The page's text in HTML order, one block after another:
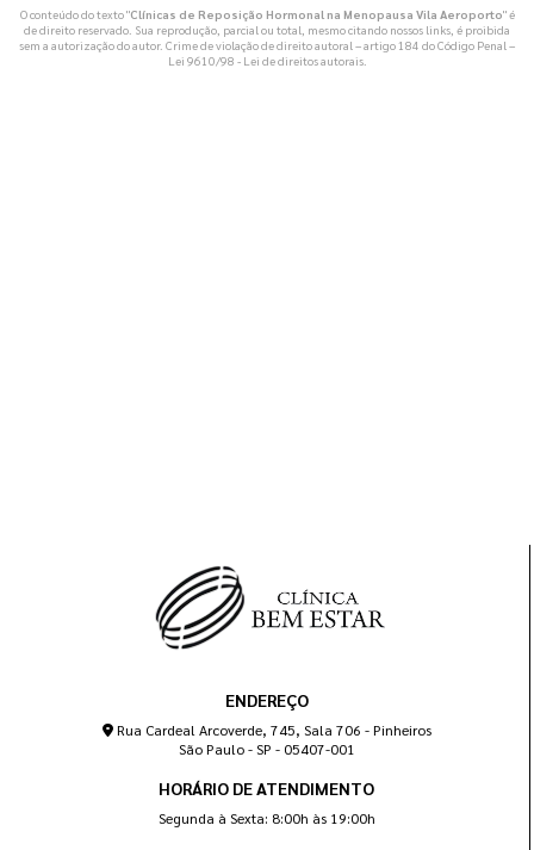
O conteúdo do texto "Clínicas de Reposição Hormonal na Menopausa Vila Aeroporto" é
de direito reservado. Sua reprodução, parcial ou total, mesmo citando nossos links, é proibida
sem a autorização do autor. Crime de violação de direito autoral – artigo 184 do Código Penal –
Lei 9610/98 - Lei de direitos autorais.
ENDEREÇO
Rua Cardeal Arcoverde, 745, Sala 706 - Pinheiros
São Paulo - SP - 05407-001
HORÁRIO DE ATENDIMENTO
Segunda à Sexta: 8:00h às 19:00h